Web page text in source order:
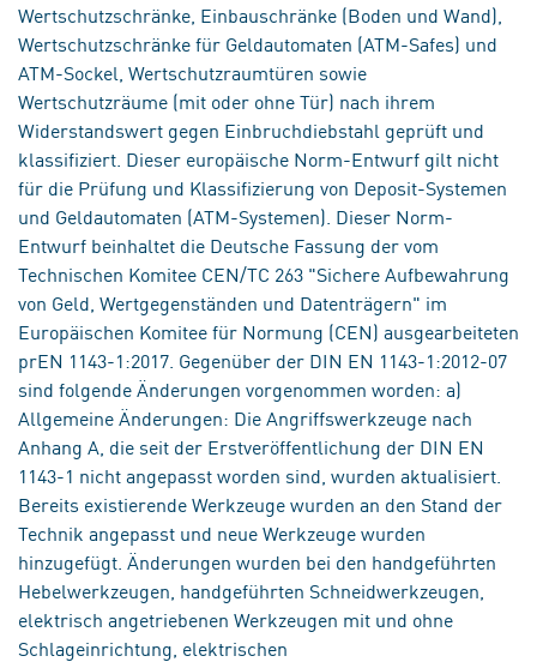
Wertschutzschränke, Einbauschränke (Boden und Wand),
Wertschutzschränke für Geldautomaten (ATM-Safes) und
ATM-Sockel, Wertschutzraumtüren sowie
Wertschutzräume (mit oder ohne Tür) nach ihrem
Widerstandswert gegen Einbruchdiebstahl geprüft und
klassifiziert. Dieser europäische Norm-Entwurf gilt nicht
für die Prüfung und Klassifizierung von Deposit-Systemen
und Geldautomaten (ATM-Systemen). Dieser Norm-
Entwurf beinhaltet die Deutsche Fassung der vom
Technischen Komitee CEN/TC 263 "Sichere Aufbewahrung
von Geld, Wertgegenständen und Datenträgern" im
Europäischen Komitee für Normung (CEN) ausgearbeiteten
prEN 1143-1:2017. Gegenüber der DIN EN 1143-1:2012-07
sind folgende Änderungen vorgenommen worden: a)
Allgemeine Änderungen: Die Angriffswerkzeuge nach
Anhang A, die seit der Erstveröffentlichung der DIN EN
1143-1 nicht angepasst worden sind, wurden aktualisiert.
Bereits existierende Werkzeuge wurden an den Stand der
Technik angepasst und neue Werkzeuge wurden
hinzugefügt. Änderungen wurden bei den handgeführten
Hebelwerkzeugen, handgeführten Schneidwerkzeugen,
elektrisch angetriebenen Werkzeugen mit und ohne
Schlageinrichtung, elektrischen